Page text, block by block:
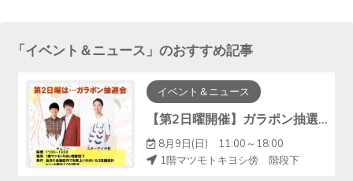
「イベント＆ニュース 」のおすすめ記事
イベント＆ニュース
【第2日曜開催】ガラポン抽選会で素敵な賞品が当たる！
8月9日(日) 11:00～18:00
1階マツモトキヨシ傍 階段下